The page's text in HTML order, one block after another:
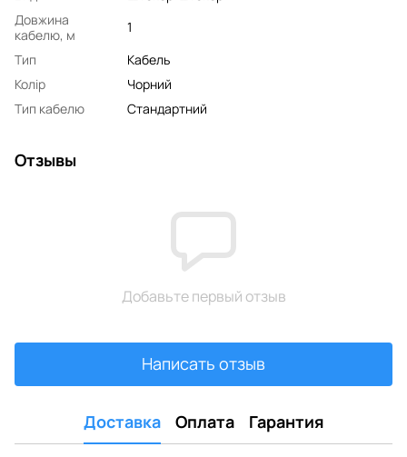
Довжина
кабелю, м
1
Тип
Кабель
Колір
Чорний
Тип кабелю
Стандартний
Отзывы
Добавьте первый отзыв
Написать отзыв
Доставка Оплата Гарантия